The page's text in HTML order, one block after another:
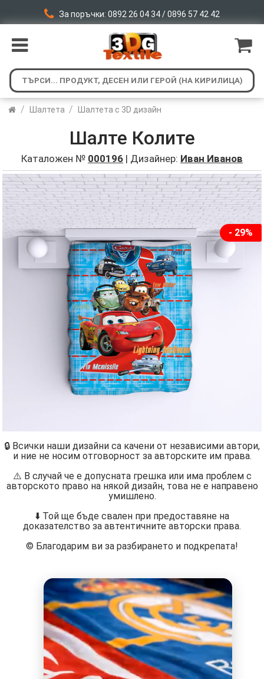
За поръчки: 0892 26 04 34 / 0896 57 42 42
/ Шалтета / Шалтета с 3D дизайн
Шалте Колите
Каталожен № 000196 | Дизайнер: Иван Иванов
- 29%
🔒 Всички наши дизайни са качени от независими автори,
и ние не носим отговорност за авторските им права.
⚠️ В случай че е допусната грешка или има проблем с
авторското право на някой дизайн, това не е направено
умишлено.
⬇️ Той ще бъде свален при предоставяне на
доказателство за автентичните авторски права.
©️ Благодарим ви за разбирането и подкрепата!